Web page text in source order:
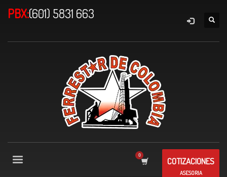
PBX:(601) 5831 663
COTIZACIONES
ASESORIA